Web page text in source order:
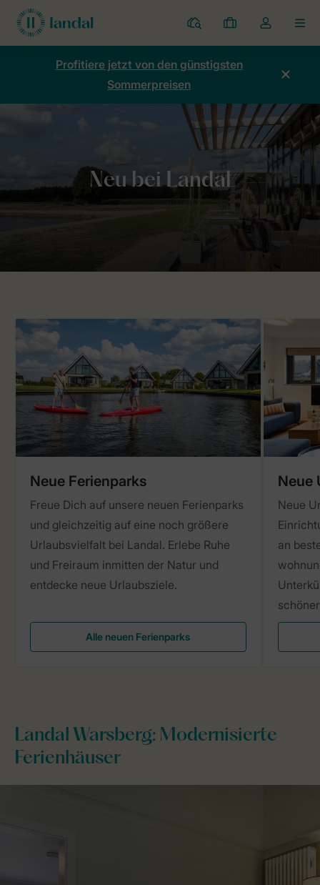
Ferienparks
Meine
Buchungen
Dropdown-
Menü
Kontos
Profitiere jetzt von den günstigsten
Sommerpreisen
Neu bei Landal
Neue Ferienparks
Freue Dich auf unsere neuen Ferienparks
und gleichzeitig auf eine noch größere
Urlaubsvielfalt bei Landal. Erlebe Ruhe
und Freiraum inmitten der Natur und
entdecke neue Urlaubsziele.
Alle neuen Ferienparks
Neue
Neue
an
Landal Warsberg: Modernisierte
Ferienhäuser